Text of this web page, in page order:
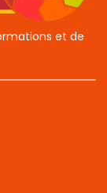
et de